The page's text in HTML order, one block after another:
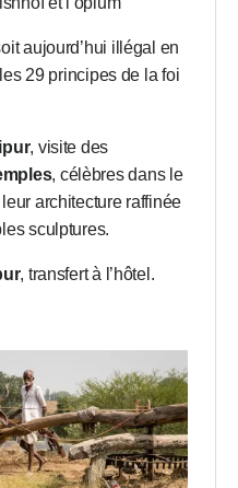
aujourd’hui illégal en
29 principes de la foi
, visite des
, célèbres dans le
architecture raffinée
sculptures.
, transfert à l’hôtel.